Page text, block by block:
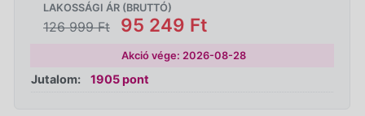
LAKOSSÁGI ÁR (BRUTTÓ)
126 999 Ft 95 249 Ft
Akció vége: 2026-08-28
Jutalom: 1905 pont